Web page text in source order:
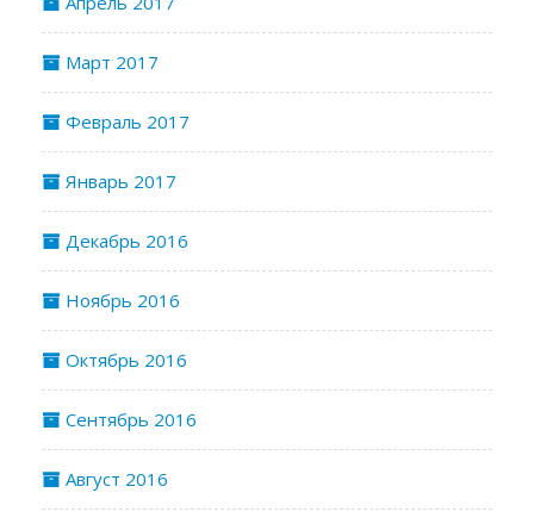
Март 2017
Февраль 2017
Январь 2017
Декабрь 2016
Ноябрь 2016
Октябрь 2016
Сентябрь 2016
Август 2016